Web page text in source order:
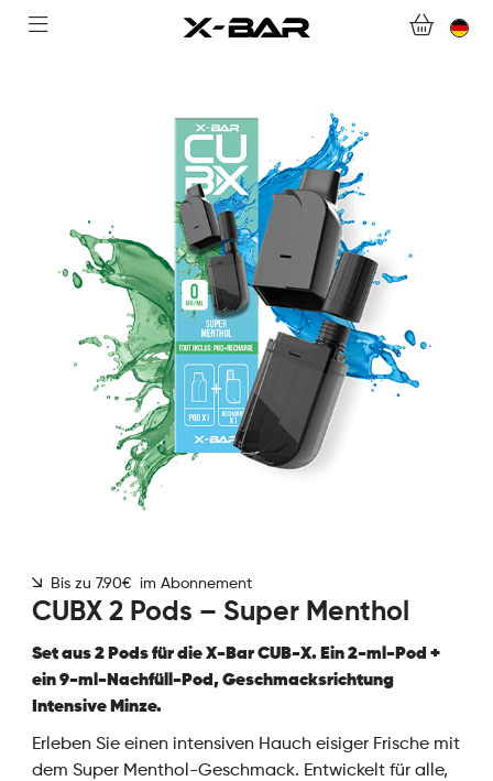
KONTAKTIERE UNS.
WERDEN SIE X-BAR-GROSSHÄNDLER
MEIN KONTO
Bis zu 7.90€ im Abonnement
CUBX 2 Pods – Super Menthol
Set aus 2 Pods für die X-Bar CUB-X. Ein 2-ml-Pod +
ein 9-ml-Nachfüll-Pod, Geschmacksrichtung
Intensive Minze.
Erleben Sie einen intensiven Hauch eisiger Frische mit
dem Super Menthol-Geschmack. Entwickelt für alle,